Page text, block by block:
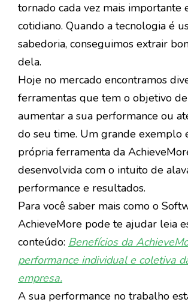
tornado cada vez mais importante
cotidiano. Quando a tecnologia é
sabedoria, conseguimos extrair
dela.
Hoje no mercado encontramos
ferramentas que tem o objetivo
aumentar a sua performance ou
do seu time. Um grande exemplo
própria ferramenta da
desenvolvida com o intuito de
performance e resultados.
Para você saber mais como o
AchieveMore pode te ajudar leia
conteúdo: Benefícios da
performance individual e coletiva
empresa.
A sua performance no trabalho